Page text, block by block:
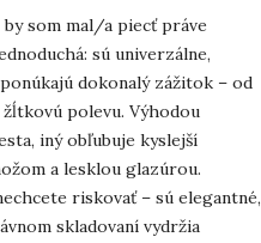
som mal/a piecť práve
sú univerzálne,
dokonalý zážitok – od
polevu. Výhodou
iný obľubuje kyslejší
a lesklou glazúrou.
riskovať – sú elegantné,
skladovaní vydržia